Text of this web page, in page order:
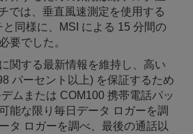
では、垂直風速測定を使用する
と同様に、MSI による 15 分間の
要でした。
関する最新情報を維持し、高い
パーセント以上) を保証するため
ムまたは COM100 携帯電話パッ
能な限り毎日データ ロガーを調
タ ロガーを調べ、最後の通話以